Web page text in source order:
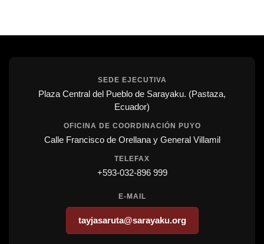
SEDE EJECUTIVA
Plaza Central del Pueblo de Sarayaku. (Pastaza,
Ecuador)
OFICINA DE COORDINACIÓN PUYO
Calle Francisco de Orellana y General Villamil
TELEFAX
+593-032-896 999
E-MAIL
tayjasaruta@sarayaku.org